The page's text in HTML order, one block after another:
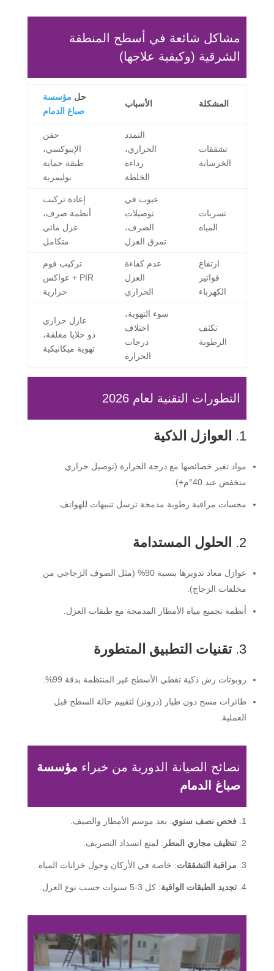
مشاكل شائعة في أسطح المنطقة
الشرقية (وكيفية علاجها)
المشكلة الأسباب
حل مؤسسة
صباغ الدمام
تشققات
الخرسانة
التمدد
الحراري،
رداءة
الخلطة
حقن
الإيبوكسي،
طبقة حماية
بوليمرية
تسربات
المياه
عيوب في
توصيلات
الصرف،
تمزق العزل
إعادة تركيب
أنظمة صرف،
عزل مائي
متكامل
ارتفاع
فواتير
الكهرباء
عدم كفاءة
العزل
الحراري
تركيب فوم
PIR + عواكس
حرارية
تكثف
الرطوبة
سوء التهوية،
اختلاف
درجات
الحرارة
عازل حراري
ذو خلايا مغلقة،
تهوية ميكانيكية
التطورات التقنية لعام 2026
1. العوازل الذكية
مواد تغير خصائصها مع درجة الحرارة (توصيل حراري
منخفض عند 40°م+).
مجسات مراقبة رطوبة مدمجة ترسل تنبيهات للهواتف.
2. الحلول المستدامة
عوازل معاد تدويرها بنسبة 90% (مثل الصوف الزجاجي من
مخلفات الزجاج).
أنظمة تجميع مياه الأمطار المدمجة مع طبقات العزل.
3. تقنيات التطبيق المتطورة
روبوتات رش ذكية تغطي الأسطح غير المنتظمة بدقة 99%.
طائرات مسح دون طيار (درونز) لتقييم حالة السطح قبل
العملية.
نصائح الصيانة الدورية من خبراء مؤسسة
صباغ الدمام
فحص نصف سنوي: بعد موسم الأمطار والصيف.
تنظيف مجاري المطر : لمنع انسداد التصريف.
مراقبة التشققات: خاصة في الأركان وحول خزانات المياه.
تجديد الطبقات الواقية: كل 3-5 سنوات حسب نوع العزل.